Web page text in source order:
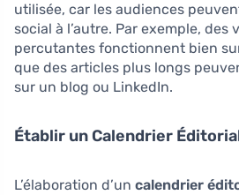
utilisée, car les audiences
social à l’autre. Par exemple, des
percutantes fonctionnent bien
que des articles plus longs
sur un blog ou LinkedIn.
Établir un Calendrier
L’élaboration d’un calendrier